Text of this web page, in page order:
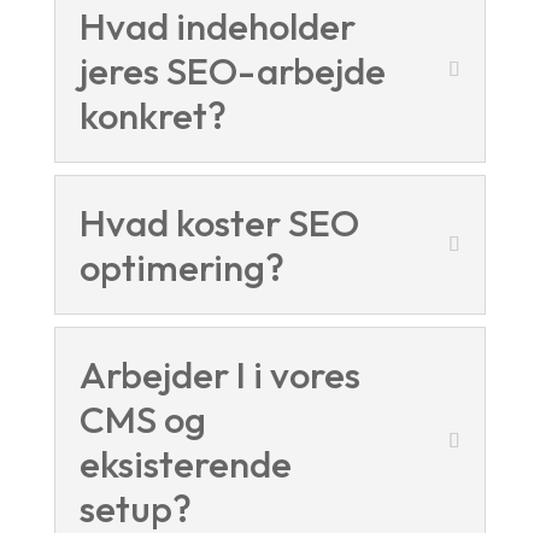
Hvad indeholder
jeres SEO-arbejde
konkret?
Hvad koster SEO
optimering?
Arbejder I i vores
CMS og
eksisterende
setup?